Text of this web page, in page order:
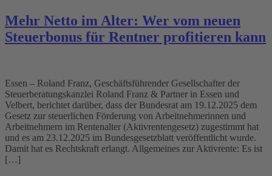
Mehr Netto im Alter: Wer vom neuen
Steuerbonus für Rentner profitieren kann
Essen – Roland Franz, Geschäftsführender Gesellschafter der
Steuerberatungskanzlei Roland Franz & Partner in Essen und
Velbert, berichtet darüber, dass der Bundesrat am 19.12.2025 dem
Gesetz zur steuerlichen Förderung von Arbeitnehmerinnen und
Arbeitnehmern im Rentenalter (Aktivrentengesetz) zugestimmt hat
und es am 23.12.2025 im Bundesgesetzblatt veröffentlicht wurde.
Damit hat es Rechtskraft erlangt. Allgemeines zur Aktivrente: Es ist
[…]